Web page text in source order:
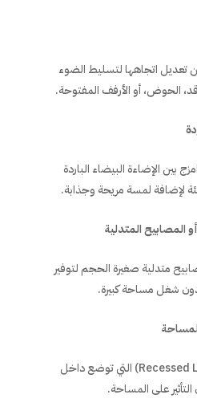
اتجاهها لتسليط الضوء
الحوض، أو الأرفف المفتوحة.
بين الإضاءة البيضاء الباردة
لإضافة لمسة مريحة وجذابة.
المصابيح المتدلية
متدلية صغيرة الحجم لتوفير
شغل مساحة كبيرة.
المصابيح المدمجة (Recessed Lighting) التي توضع داخل
على المساحة.